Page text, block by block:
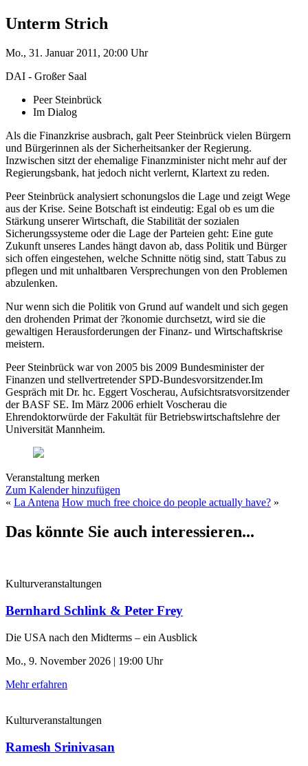
Unterm Strich
Mo., 31. Januar 2011, 20:00 Uhr
DAI - Großer Saal
Peer Steinbrück
Im Dialog
Als die Finanzkrise ausbrach, galt Peer Steinbrück vielen Bürgern
und Bürgerinnen als der Sicherheitsanker der Regierung.
Inzwischen sitzt der ehemalige Finanzminister nicht mehr auf der
Regierungsbank, hat jedoch nicht verlernt, Klartext zu reden.
Peer Steinbrück analysiert schonungslos die Lage und zeigt Wege
aus der Krise. Seine Botschaft ist eindeutig: Egal ob es um die
Stärkung unserer Wirtschaft, die Stabilität der sozialen
Sicherungssysteme oder die Lage der Parteien geht: Eine gute
Zukunft unseres Landes hängt davon ab, dass Politik und Bürger
sich offen eingestehen, welche Schnitte nötig sind, statt Tabus zu
pflegen und mit unhaltbaren Versprechungen von den Problemen
abzulenken.
Nur wenn sich die Politik von Grund auf wandelt und sich gegen
den drohenden Primat der ?konomie durchsetzt, wird sie die
gewaltigen Herausforderungen der Finanz- und Wirtschaftskrise
meistern.
Peer Steinbrück war von 2005 bis 2009 Bundesminister der
Finanzen und stellvertretender SPD-Bundesvorsitzender.Im
Gespräch mit Dr. hc. Eggert Voscherau, Aufsichtsratsvorsitzender
der BASF SE. Im März 2006 erhielt Voscherau die
Ehrendoktorwürde der Fakultät für Betriebswirtschaftslehre der
Universität Mannheim.
Veranstaltung merken
Zum Kalender hinzufügen
« La Antena How much free choice do people actually have? »
Das könnte Sie auch interessieren...
Kulturveranstaltungen
Bernhard Schlink & Peter Frey
Die USA nach den Midterms – ein Ausblick
Mo., 9. November 2026 | 19:00 Uhr
Mehr erfahren
Kulturveranstaltungen
Ramesh Srinivasan